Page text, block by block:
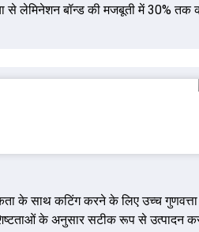
से लेमिनेशन बॉन्ड की मजबूती में 30% तक
के साथ कटिंग करने के लिए उच्च
के अनुसार सटीक रूप से उत्पादन